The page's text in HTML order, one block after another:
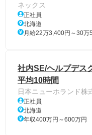
ネックス
正社員
北海道
月給22万3,400円～30万
社内SE/ヘルプデス
平均10時間
日本ニューホランド株
正社員
北海道
年収400万円～600万円